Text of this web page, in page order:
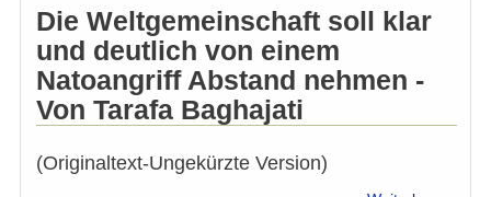
Die Weltgemeinschaft soll klar
und deutlich von einem
Natoangriff Abstand nehmen -
Von Tarafa Baghajati
(Originaltext-Ungekürzte Version)